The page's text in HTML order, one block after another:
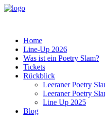
Home
Line-Up 2026
Was ist ein Poetry Slam?
Tickets
Rückblick
Leeraner Poetry
Leeraner Poetry
Line Up 2025
Blog